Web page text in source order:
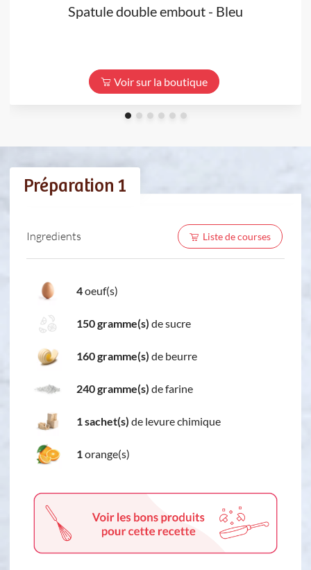
Spatule double embout - Bleu
Voir sur la boutique
Préparation 1
Ingredients Liste de courses
4oeuf(s)
150 gramme(s) de sucre
160 gramme(s) de beurre
240 gramme(s) de farine
1 sachet(s) de levure chimique
1orange(s)